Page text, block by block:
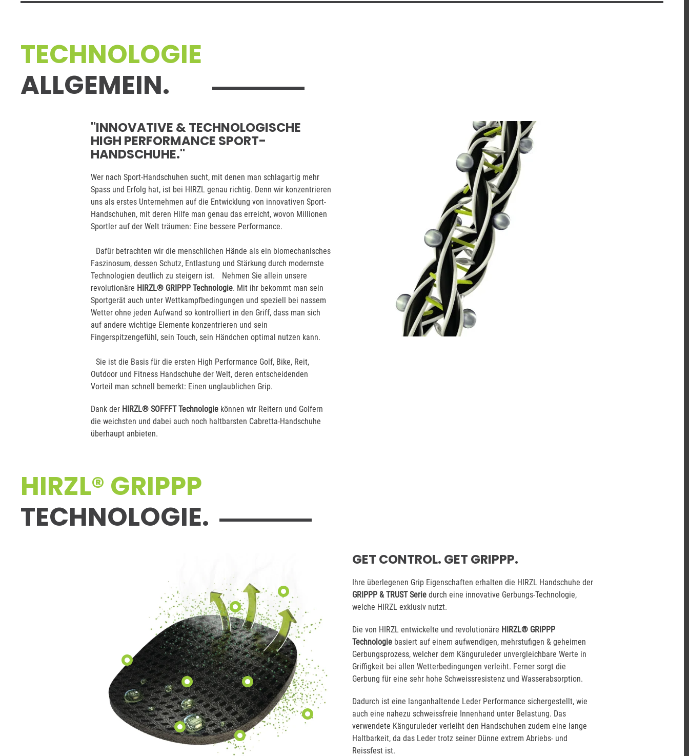
TECHNOLOGIE
ALLGEMEIN.
"INNOVATIVE & TECHNOLOGISCHE
HIGH PERFORMANCE SPORT-
HANDSCHUHE."
Wer nach Sport-Handschuhen sucht, mit denen man schlagartig mehr
Spass und Erfolg hat, ist bei HIRZL genau richtig. Denn wir konzentrieren
uns als erstes Unternehmen auf die Entwicklung von innovativen Sport-
Handschuhen, mit deren Hilfe man genau das erreicht, wovon Millionen
Sportler auf der Welt träumen: Eine bessere Performance.
Dafür betrachten wir die menschlichen Hände als ein biomechanisches
Faszinosum, dessen Schutz, Entlastung und Stärkung durch modernste
Technologien deutlich zu steigern ist. Nehmen Sie allein unsere
revolutionäre HIRZL® GRIPPP Technologie. Mit ihr bekommt man sein
Sportgerät auch unter Wettkampfbedingungen und speziell bei nassem
Wetter ohne jeden Aufwand so kontrolliert in den Griff, dass man sich
auf andere wichtige Elemente konzentrieren und sein
Fingerspitzengefühl, sein Touch, sein Händchen optimal nutzen kann.
Sie ist die Basis für die ersten High Performance Golf, Bike, Reit,
Outdoor und Fitness Handschuhe der Welt, deren entscheidenden
Vorteil man schnell bemerkt: Einen unglaublichen Grip.
Dank der HIRZL® SOFFFT Technologie können wir Reitern und Golfern
die weichsten und dabei auch noch haltbarsten Cabretta-Handschuhe
überhaupt anbieten.
HIRZL® GRIPPP
TECHNOLOGIE.
GET CONTROL. GET GRIPPP.
Ihre überlegenen Grip Eigenschaften erhalten die HIRZL Handschuhe der
GRIPPP & TRUST Serie durch eine innovative Gerbungs-Technologie,
welche HIRZL exklusiv nutzt.
Die von HIRZL entwickelte und revolutionäre HIRZL® GRIPPP
Technologie basiert auf einem aufwendigen, mehrstufigen & geheimen
Gerbungsprozess, welcher dem Känguruleder unvergleichbare Werte in
Griffigkeit bei allen Wetterbedingungen verleiht. Ferner sorgt die
Gerbung für eine sehr hohe Schweissresistenz und Wasserabsorption.
Dadurch ist eine langanhaltende Leder Performance sichergestellt, wie
auch eine nahezu schweissfreie Innenhand unter Belastung. Das
verwendete Känguruleder verleiht den Handschuhen zudem eine lange
Haltbarkeit, da das Leder trotz seiner Dünne extrem Abriebs- und
Reissfest ist.